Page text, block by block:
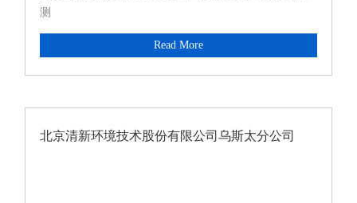
测
Read More
北京清新环境技术股份有限公司乌斯太分公司